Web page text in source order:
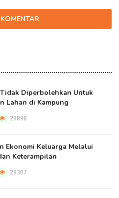
Diperbolehkan Untuk
Lahan di Kampung
28898
Ekonomi Keluarga Melalui
Keterampilan
28307